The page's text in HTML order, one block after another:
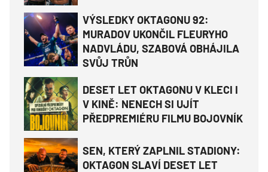
VÝSLEDKY OKTAGONU 92:
MURADOV UKONČIL FLEURYHO
NADVLÁDU, SZABOVÁ OBHÁJILA
SVŮJ TRŮN
DESET LET OKTAGONU V KLECI I
V KINĚ: NENECH SI UJÍT
PŘEDPREMIÉRU FILMU BOJOVNÍK
SEN, KTERÝ ZAPLNIL STADIONY:
OKTAGON SLAVÍ DESET LET